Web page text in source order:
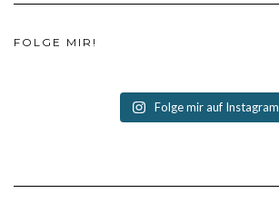
FOLGE MIR!
Folge mir auf Instagram